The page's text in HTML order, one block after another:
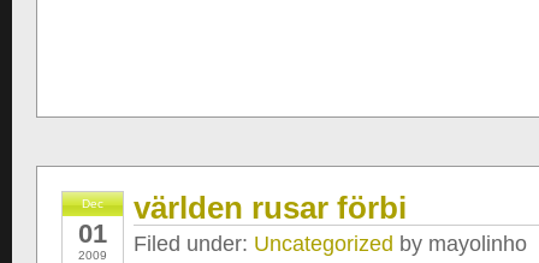
Dec
01
2009
världen rusar förbi
Filed under: Uncategorized by mayolinho